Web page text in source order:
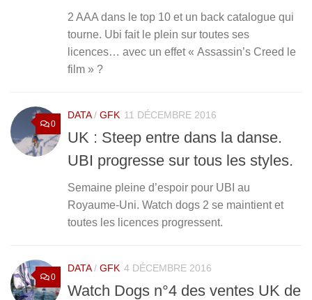
2 AAA dans le top 10 et un back catalogue qui
tourne. Ubi fait le plein sur toutes ses
licences… avec un effet « Assassin’s Creed le
film » ?
0
DATA/ GFK 11 DÉCEMBRE 2016
UK : Steep entre dans la danse.
UBI progresse sur tous les styles.
Semaine pleine d’espoir pour UBI au
Royaume-Uni. Watch dogs 2 se maintient et
toutes les licences progressent.
0
DATA/ GFK 4 DÉCEMBRE 2016
Watch Dogs n°4 des ventes UK de